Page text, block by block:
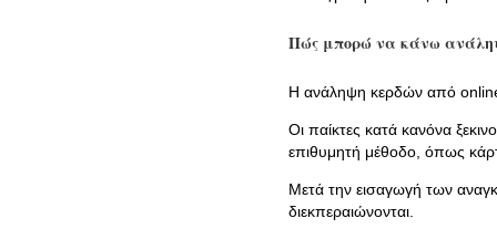
Πώς μπορώ να κάνω
Η ανάληψη κερδών από online
Οι παίκτες κατά κανόνα
επιθυμητή μέθοδο, όπως
Μετά την εισαγωγή των
διεκπεραιώνονται.